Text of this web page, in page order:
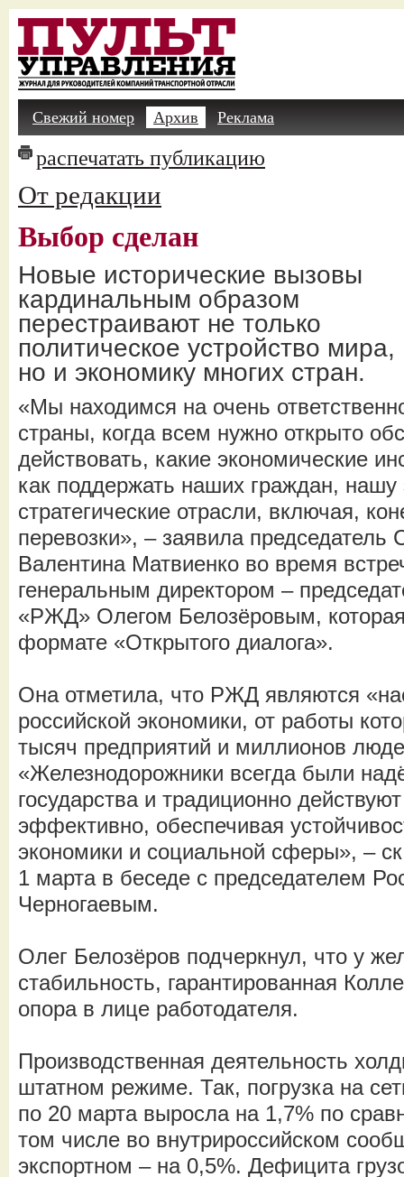
Свежий номер Архив Реклама
распечатать публикацию
От редакции
Выбор сделан
Новые исторические вызовы
кардинальным образом
перестраивают не только
политическое устройство мира,
но и экономику многих стран.
«Мы находимся на очень
страны, когда всем нужно открыто
действовать, какие экономические
как поддержать наших граждан,
стратегические отрасли, включая,
перевозки», – заявила председатель
Валентина Матвиенко во время
генеральным директором –
«РЖД» Олегом Белозёровым,
формате «Открытого диалога».
Она отметила, что РЖД являются
российской экономики, от работы
тысяч предприятий и миллионов
«Железнодорожники всегда были
государства и традиционно
эффективно, обеспечивая
экономики и социальной сферы», –
1 марта в беседе с председателем
Черногаевым.
Олег Белозёров подчеркнул, что у
стабильность, гарантированная
опора в лице работодателя.
Производственная деятельность
штатном режиме. Так, погрузка на
по 20 марта выросла на 1,7% по
том числе во внутрироссийском
экспортном – на 0,5%. Дефицита